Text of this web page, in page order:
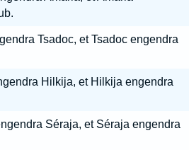
Tsadoc, et Tsadoc engendra
Hilkija, et Hilkija engendra
Séraja, et Séraja engendra